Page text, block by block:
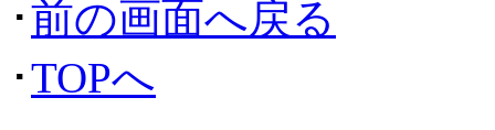
･前の画面へ戻る
･TOPへ